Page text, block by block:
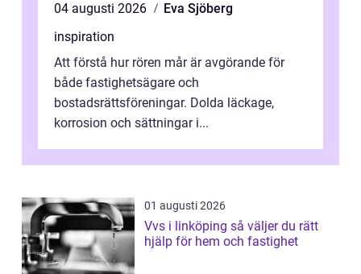
04 augusti 2026
Eva Sjöberg
inspiration
Att förstå hur rören mår är avgörande för
både fastighetsägare och
bostadsrättsföreningar. Dolda läckage,
korrosion och sättningar i...
01 augusti 2026
Vvs i linköping så väljer du rätt
hjälp för hem och fastighet